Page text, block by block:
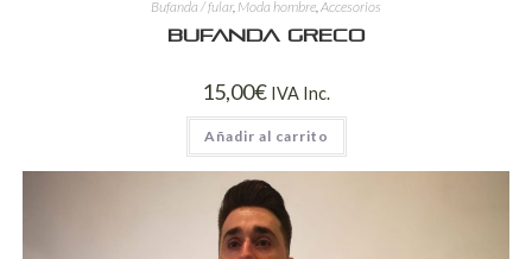
Bufanda / fular, Moda hombre Accesorios
Bufanda Greco
15,00€ IVA Inc.
Añadir al carrito